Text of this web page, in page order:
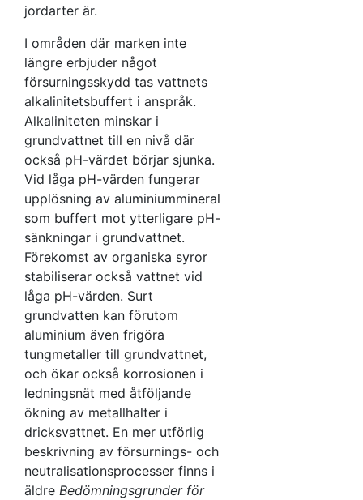
jordarter är.
I områden där marken inte
längre erbjuder något
försurningsskydd tas vattnets
alkalinitetsbuffert i anspråk.
Alkaliniteten minskar i
grundvattnet till en nivå där
också pH-värdet börjar sjunka.
Vid låga pH-värden fungerar
upplösning av aluminiummineral
som buffert mot ytterligare pH-
sänkningar i grundvattnet.
Förekomst av organiska syror
stabiliserar också vattnet vid
låga pH-värden. Surt
grundvatten kan förutom
aluminium även frigöra
tungmetaller till grundvattnet,
och ökar också korrosionen i
ledningsnät med åtföljande
ökning av metallhalter i
dricksvattnet. En mer utförlig
beskrivning av försurnings- och
neutralisationsprocesser finns i
äldre Bedömningsgrunder för